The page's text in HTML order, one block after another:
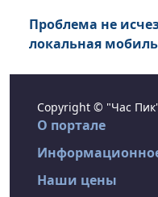
Проблема не
локальная
Copyright © "Час
О портале
Наши цены